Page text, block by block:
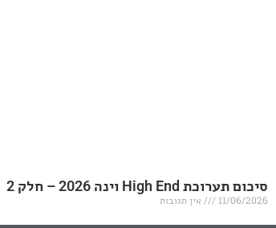
סיכום תערוכת High End וינה 2026 – חלק 2
11/06/2026 אין תגובות